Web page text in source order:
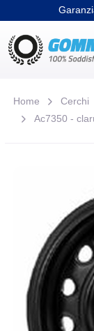
Home Cerchi
Ac7350 -